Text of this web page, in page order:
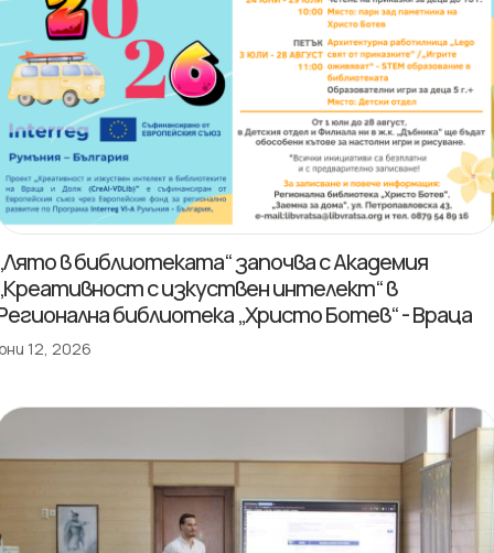
в библиотеката“ започва с Академия
с изкуствен интелект“ в
библиотека „Христо Ботев“ - Враца
12, 2026